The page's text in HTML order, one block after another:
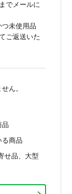
でメールに
つ未使用品
ご返送いた
ん。
品
商品
せ品、大型